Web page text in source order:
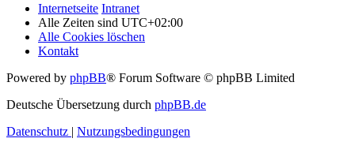
Internetseite Intranet
Alle Zeiten sind UTC+02:00
Alle Cookies löschen
Kontakt
Powered by phpBB® Forum Software © phpBB Limited
Deutsche Übersetzung durch phpBB.de
Datenschutz | Nutzungsbedingungen